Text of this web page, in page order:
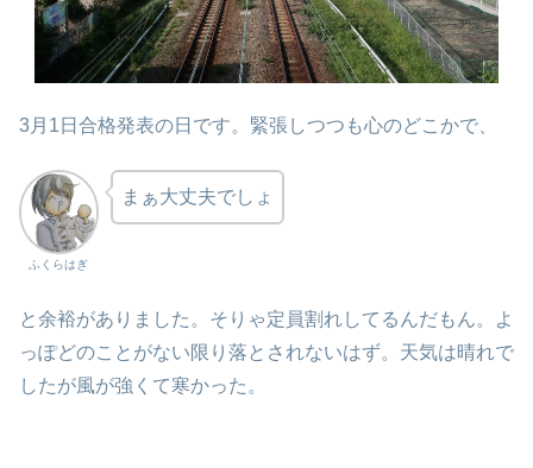
3月1日合格発表の日です。緊張しつつも心のどこかで、
ふくらはぎ
まぁ大丈夫でしょ
と余裕がありました。そりゃ定員割れしてるんだもん。よ
っぽどのことがない限り落とされないはず。天気は晴れで
したが風が強くて寒かった。